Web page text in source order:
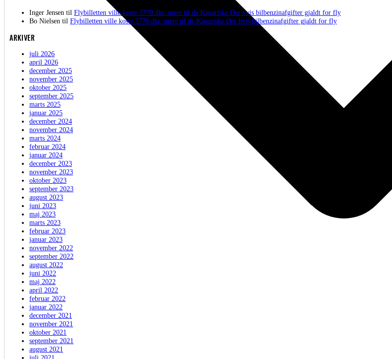
Inger Jensen til Flybilletten ville koste 3770 dkr. mere til de Kanariske Øer hvis bilbenzinafgifter gjaldt for fly
Bo Nielsen til Flybilletten ville koste 3770 dkr. mere til de Kanariske Øer hvis bilbenzinafgifter gjaldt for fly
ARKIVER
juli 2026
april 2026
december 2025
november 2025
oktober 2025
september 2025
marts 2025
januar 2025
december 2024
november 2024
marts 2024
februar 2024
januar 2024
december 2023
november 2023
oktober 2023
september 2023
august 2023
juni 2023
maj 2023
marts 2023
februar 2023
januar 2023
november 2022
september 2022
august 2022
juni 2022
maj 2022
april 2022
februar 2022
januar 2022
december 2021
november 2021
oktober 2021
september 2021
august 2021